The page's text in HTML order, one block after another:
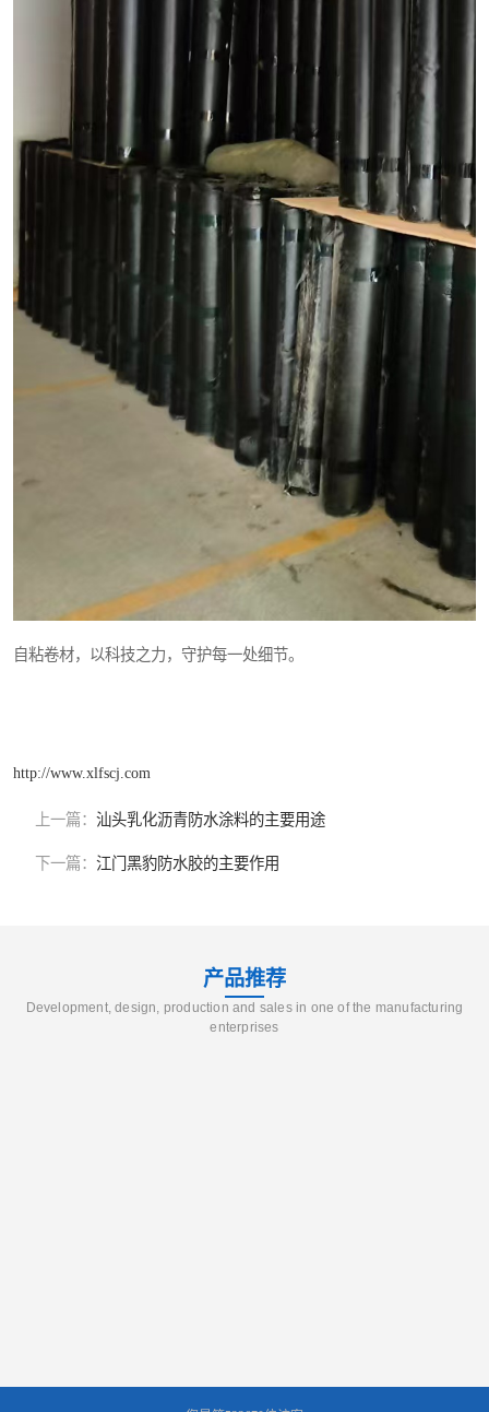
自粘卷材，以科技之力，守护每一处细节。
http://www.xlfscj.com
上一篇： 汕头乳化沥青防水涂料的主要用途
下一篇： 江门黑豹防水胶的主要作用
产品推荐
Development, design, production and sales in one of the manufacturing
enterprises